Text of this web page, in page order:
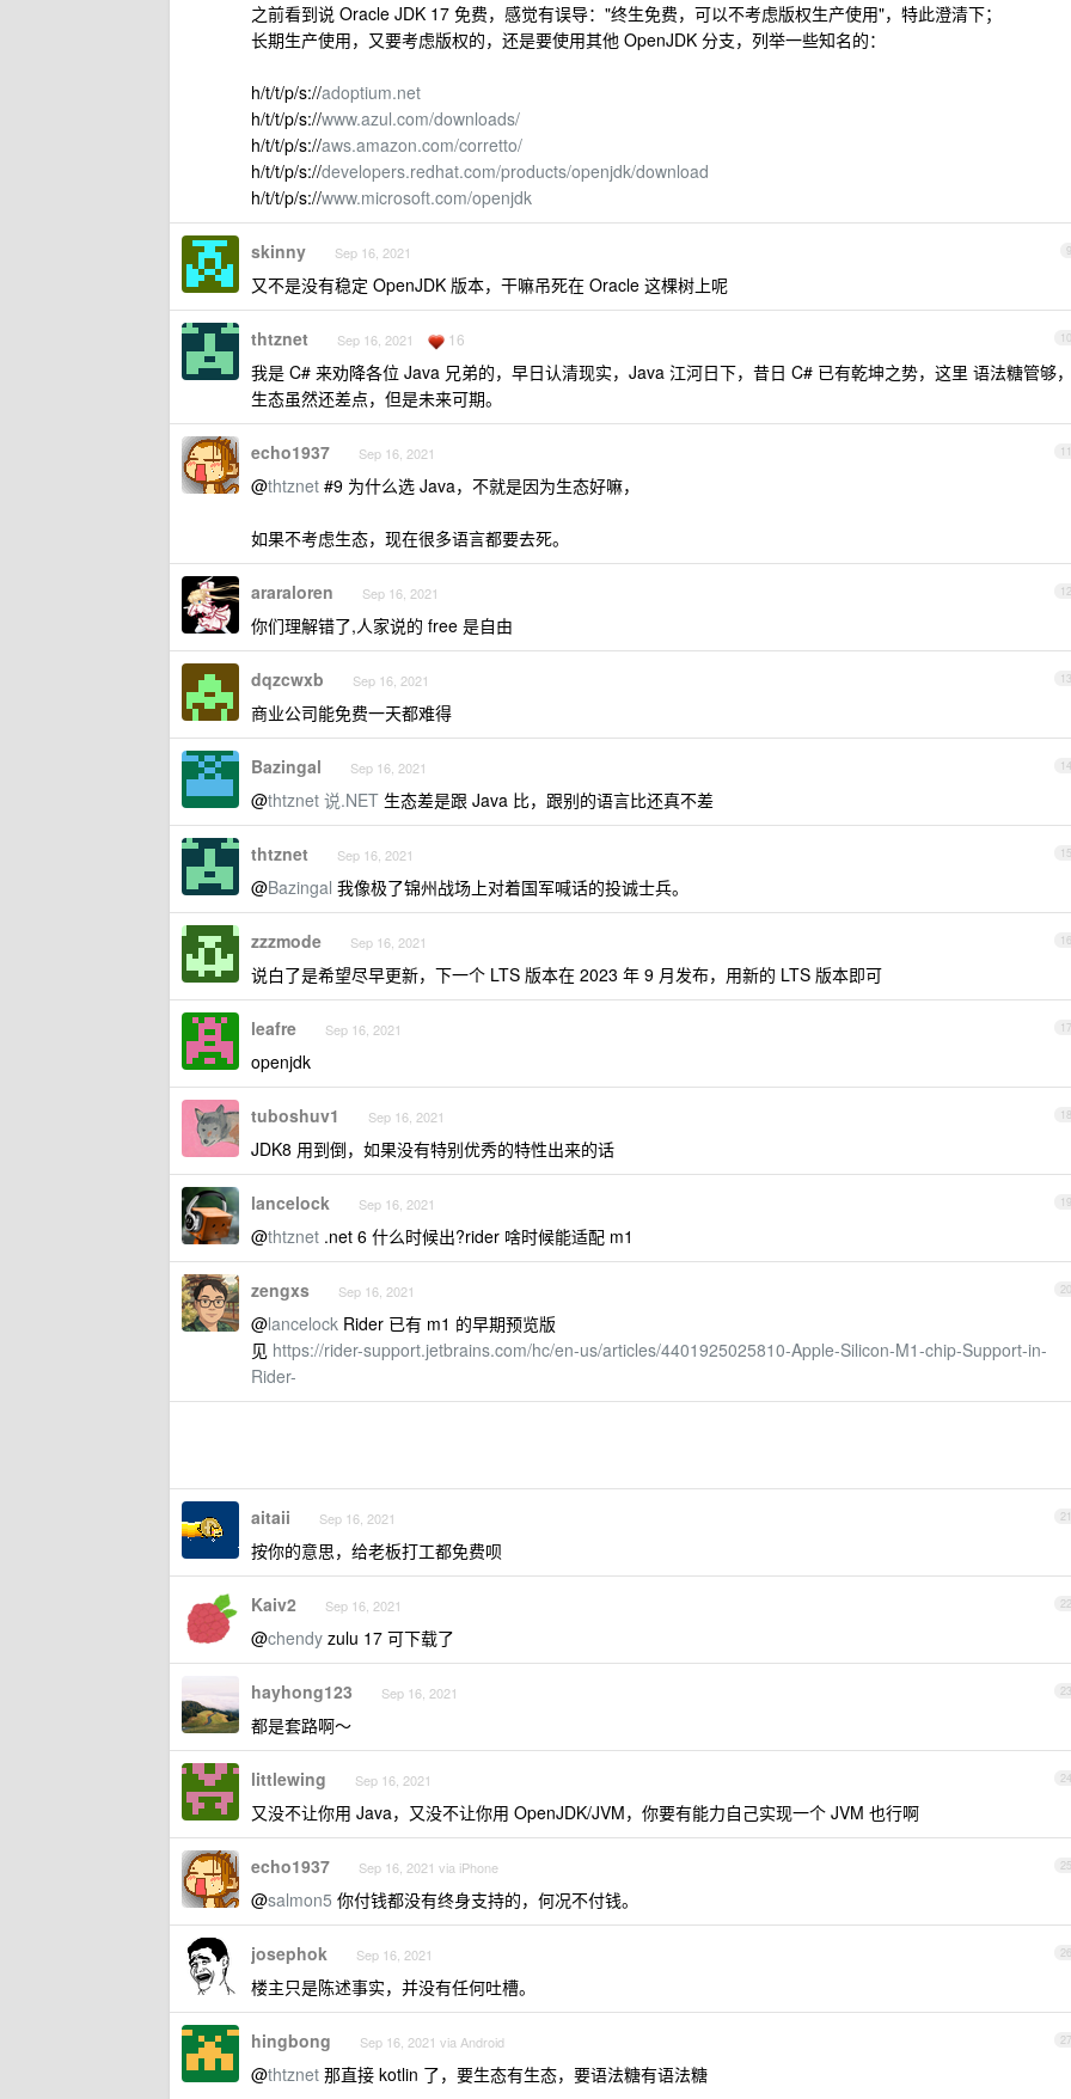
之前看到说 Oracle JDK 17 免费，感觉有误导："终生免费，可以不考虑版权生产使用"，特此澄清下；
长期生产使用，又要考虑版权的，还是要使用其他 OpenJDK 分支，列举一些知名的：
h/t/t/p/s://adoptium.net
h/t/t/p/s://www.azul.com/downloads/
h/t/t/p/s://aws.amazon.com/corretto/
h/t/t/p/s://developers.redhat.com/products/openjdk/download
h/t/t/p/s://www.microsoft.com/openjdk
9
skinny Sep 16, 2021
又不是没有稳定 OpenJDK 版本，干嘛吊死在 Oracle 这棵树上呢
10
thtznet Sep 16, 2021 16
我是 C# 来劝降各位 Java 兄弟的，早日认清现实，Java 江河日下，昔日 C# 已有乾坤之势，这里 语法糖管够，
生态虽然还差点，但是未来可期。
11
echo1937 Sep 16, 2021
@thtznet #9 为什么选 Java，不就是因为生态好嘛，
如果不考虑生态，现在很多语言都要去死。
12
araraloren Sep 16, 2021
你们理解错了,人家说的 free 是自由
13
dqzcwxb Sep 16, 2021
商业公司能免费一天都难得
14
Bazingal Sep 16, 2021
@thtznet 说.NET 生态差是跟 Java 比，跟别的语言比还真不差
15
thtznet Sep 16, 2021
@Bazingal 我像极了锦州战场上对着国军喊话的投诚士兵。
16
zzzmode Sep 16, 2021
说白了是希望尽早更新，下一个 LTS 版本在 2023 年 9 月发布，用新的 LTS 版本即可
17
leafre Sep 16, 2021
openjdk
18
tuboshuv1 Sep 16, 2021
JDK8 用到倒，如果没有特别优秀的特性出来的话
19
lancelock Sep 16, 2021
@thtznet .net 6 什么时候出?rider 啥时候能适配 m1
20
zengxs Sep 16, 2021
@lancelock Rider 已有 m1 的早期预览版
见 https://rider-support.jetbrains.com/hc/en-us/articles/4401925025810-Apple-Silicon-M1-chip-Support-in-
Rider-
21
aitaii Sep 16, 2021
按你的意思，给老板打工都免费呗
22
Kaiv2 Sep 16, 2021
@chendy zulu 17 可下载了
23
hayhong123 Sep 16, 2021
都是套路啊～
24
littlewing Sep 16, 2021
又没不让你用 Java，又没不让你用 OpenJDK/JVM，你要有能力自己实现一个 JVM 也行啊
25
echo1937 Sep 16, 2021 via iPhone
@salmon5 你付钱都没有终身支持的，何况不付钱。
26
josephok Sep 16, 2021
楼主只是陈述事实，并没有任何吐槽。
27
hingbong Sep 16, 2021 via Android
@thtznet 那直接 kotlin 了，要生态有生态，要语法糖有语法糖